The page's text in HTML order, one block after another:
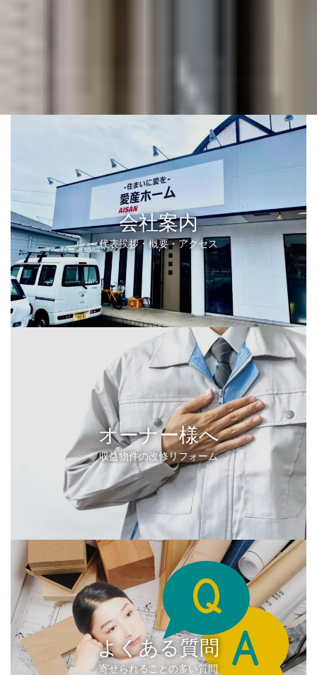
会社案内
代表挨拶・概要・アクセス
オーナー様へ
収益物件の改修リフォーム
よくある質問
寄せられることの多い質問